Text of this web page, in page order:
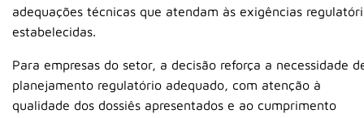
adequações técnicas que atendam às exigências
estabelecidas.
Para empresas do setor, a decisão reforça a necessidade
planejamento regulatório adequado, com atenção à
qualidade dos dossiês apresentados e ao cumprimento